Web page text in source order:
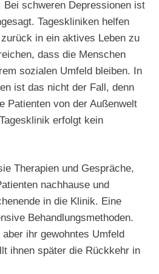
Bei schweren Depressionen ist
Tageskliniken helfen
in ein aktives Leben zu
dass die Menschen
sozialen Umfeld bleiben. In
ist das nicht der Fall, denn
Patienten von der Außenwelt
erfolgt kein
Therapien und Gespräche,
nachhause und
in die Klinik. Eine
Behandlungsmethoden.
ihr gewohntes Umfeld
ihnen später die Rückkehr in